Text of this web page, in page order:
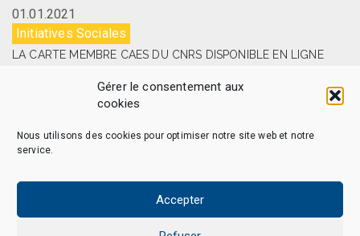
Gérer le consentement aux
cookies
Nous utilisons des cookies pour optimiser notre site web et notre
service.
Accepter
01.01.2021
Initiatives Sociales
LA CARTE MEMBRE CAES DU CNRS DISPONIBLE EN LIGNE
En savoir plus
Politique de confidentialité
Politique de cookies (EU)